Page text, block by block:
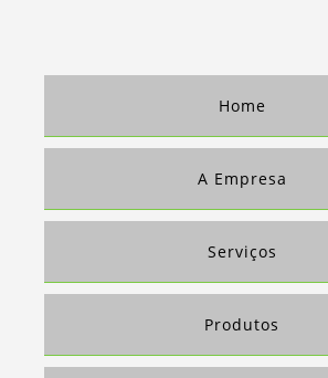
VENDA DE SUCATA
COLETA DE APARAS DE PAPEL
EMPRESAS DE RECICLAGEM DE PAPEL E PAPELÃO
EMPRESAS QUE COMPRAM APARAS DE PAPEL
RECICLAGEM DE PAPEL E PAPELÃO
COMPRA DE MATERIAL RECICLÁVEL
COMPRA DE RECICLÁVEIS
Home
A Empresa
Serviços
Produtos